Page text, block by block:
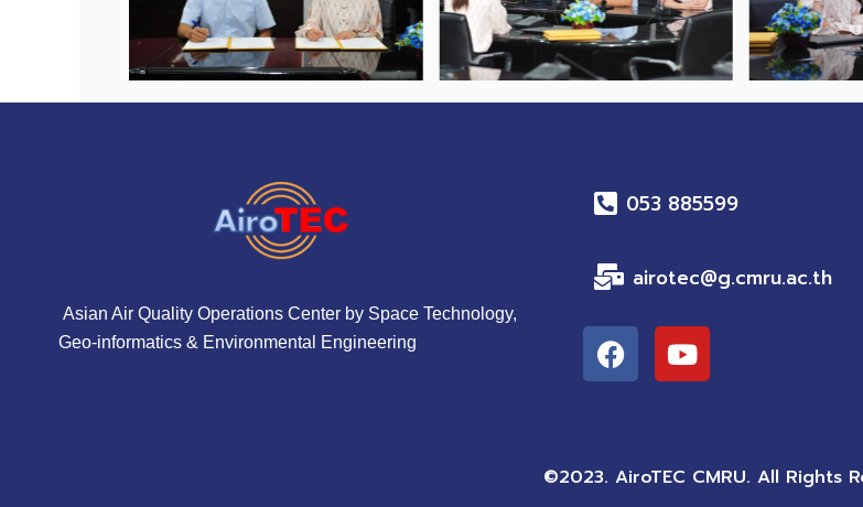
Asian Air Quality Operations Center by Space Technology,
Geo-informatics & Environmental Engineering
053 885599
airotec@g.cmru.ac.th
F
a
c
o
Y
o
u
b
©2023. AiroTEC CMRU. All Rights